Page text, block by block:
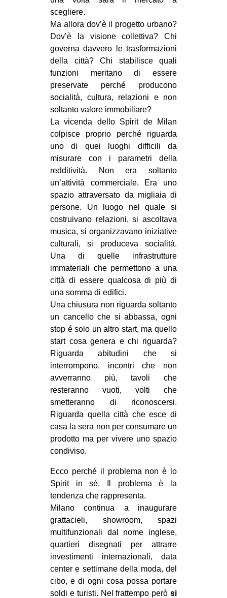
scegliere.
Ma allora dov’è il progetto urbano?
Dov’è la visione collettiva? Chi
governa davvero le trasformazioni
della città? Chi stabilisce quali
funzioni meritano di essere
preservate perché producono
socialità, cultura, relazioni e non
soltanto valore immobiliare?
La vicenda dello Spirit de Milan
colpisce proprio perché riguarda
uno di quei luoghi difficili da
misurare con i parametri della
redditività. Non era soltanto
un’attività commerciale. Era uno
spazio attraversato da migliaia di
persone. Un luogo nel quale si
costruivano relazioni, si ascoltava
musica, si organizzavano iniziative
culturali, si produceva socialità.
Una di quelle infrastrutture
immateriali che permettono a una
città di essere qualcosa di più di
una somma di edifici.
Una chiusura non riguarda soltanto
un cancello che si abbassa, ogni
stop é solo un altro start, ma quello
start cosa genera e chi riguarda?
Riguarda abitudini che si
interrompono, incontri che non
avverranno più, tavoli che
resteranno vuoti, volti che
smetteranno di riconoscersi.
Riguarda quella città che esce di
casa la sera non per consumare un
prodotto ma per vivere uno spazio
condiviso.
Ecco perché il problema non è lo
Spirit in sé. Il problema è la
tendenza che rappresenta.
Milano continua a inaugurare
grattacieli, showroom, spazi
multifunzionali dal nome inglese,
quartieri disegnati per attrarre
investimenti internazionali, data
center e settimane della moda, del
cibo, e di ogni cosa possa portare
soldi e turisti. Nel frattempo però si